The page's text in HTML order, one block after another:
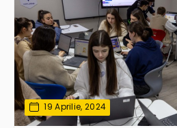
19 Aprilie, 2024